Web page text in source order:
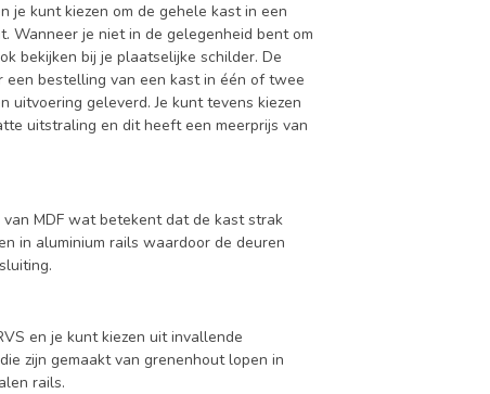
je kunt kiezen om de gehele kast in een
je niet in de gelegenheid bent om
bekijken bij je plaatselijke schilder. De
een bestelling van een kast in één of twee
geleverd. Je kunt tevens kiezen
uitstraling en dit heeft een meerprijs van
MDF wat betekent dat de kast strak
in aluminium rails waardoor de deuren
en je kunt kiezen uit invallende
zijn gemaakt van grenenhout lopen in
rails.